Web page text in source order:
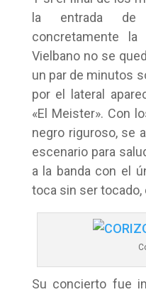
la entrada
concretamente
Vielbano no se
un par de minutos
por el lateral
«El Meister». Con
negro riguroso, se
escenario para
a la banda con el
toca sin ser tocado,
Su concierto fue